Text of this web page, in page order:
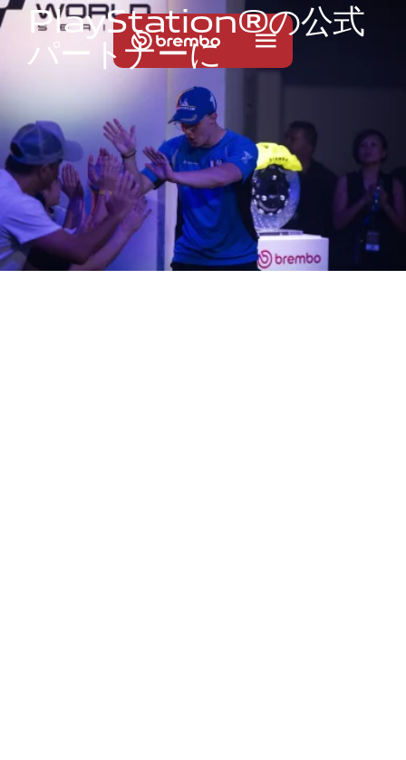
PlayStation®の公式
パー ト ナーに